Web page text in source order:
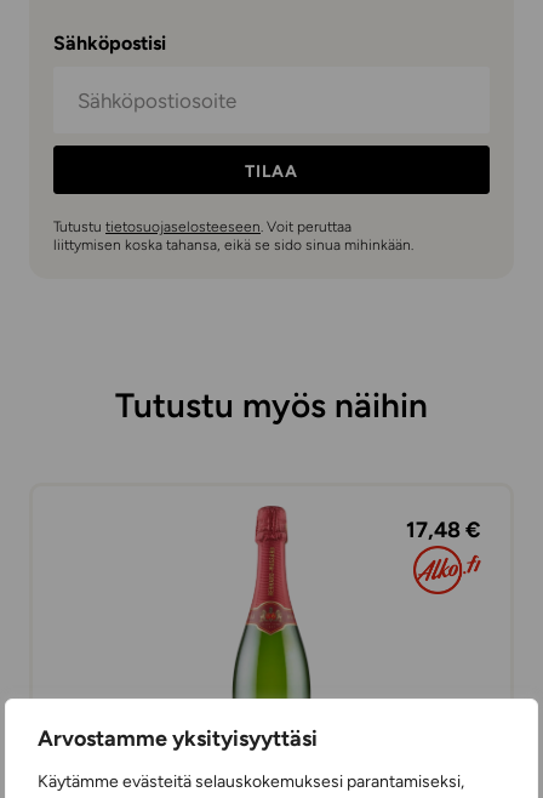
Arvostamme yksityisyyttäsi
Käytämme evästeitä selauskokemuksesi parantamiseksi,
Sähköpostisi
TILAA
Tutustu tietosuojaselosteeseen. Voit peruttaa
liittymisen koska tahansa, eikä se sido sinua mihinkään.
Tutustu myös näihin
17,48 €